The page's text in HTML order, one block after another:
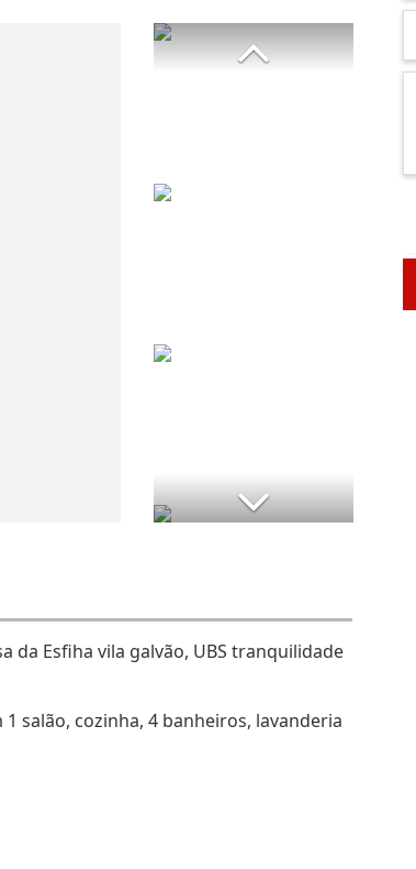
da Esfiha vila galvão, UBS tranquilidade
salão, cozinha, 4 banheiros, lavanderia